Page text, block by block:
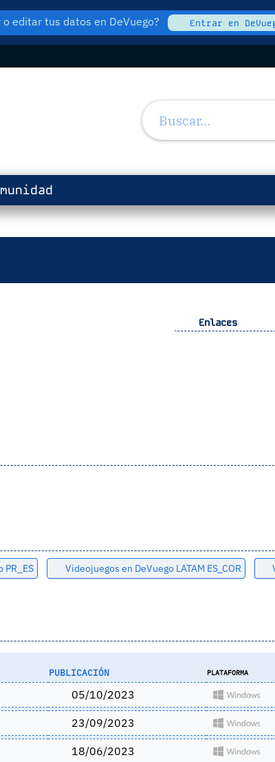
o editar tus datos en DeVuego? Entrar en
Enlaces
PR_ES Videojuegos en DeVuego LATAM ES_COR
PUBLICACIÓN PLATAFORMA
05/10/2023
23/09/2023
18/06/2023